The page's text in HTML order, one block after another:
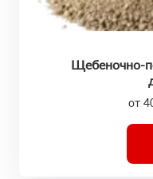
Щебеночно-
от